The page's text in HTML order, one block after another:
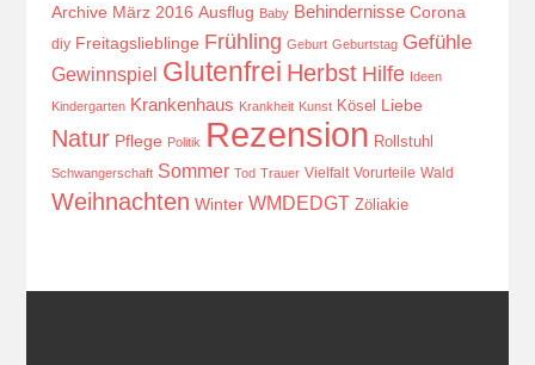
Archive März 2016 Ausflug Baby Behindernisse Corona
diy Freitagslieblinge Frühling Geburt Geburtstag Gefühle
Gewinnspiel Glutenfrei Herbst Hilfe Ideen
Kindergarten Krankenhaus Krankheit Kunst Kösel Liebe
Natur Pflege Politik Rezension Rollstuhl
Schwangerschaft Sommer Tod Trauer Vielfalt Vorurteile Wald
Weihnachten Winter WMDEDGT Zöliakie